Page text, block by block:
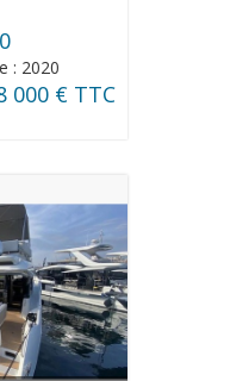
: 2020
000 € TTC